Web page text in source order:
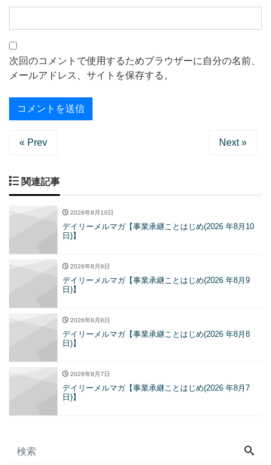
次回のコメントで使用するためブラウザーに自分の名前、
メールアドレス、サイトを保存する。
« Prev Next »
関連記事
2026年8月10日
デイリーメルマガ【事業承継ことはじめ(2026 年8月10
日)】
2026年8月9日
デイリーメルマガ【事業承継ことはじめ(2026 年8月9
日)】
2026年8月8日
デイリーメルマガ【事業承継ことはじめ(2026 年8月8
日)】
2026年8月7日
デイリーメルマガ【事業承継ことはじめ(2026 年8月7
日)】